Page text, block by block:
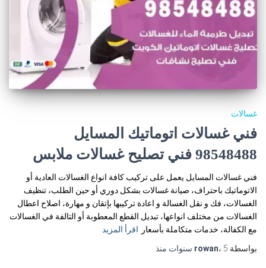
غسالات
فني غسالات اتوماتيك المسايل
98548488 فني تصليح غسالات ملابس
فني غسالات المسايل يعمل على تركيب كافة انواع الغسالات العادية أو
الاتوماتيك باحتراف، صيانة غسالات بشكل دوري أو حين الطلب، تنظيف
الغسالات، فك و نقل الغسالة و اعادة تركيبها بإتقان و مهارة، اصلاح اعطال
الغسالات من مختلف انواعها، تبديل القطع المعطوبة أو التالفة في الغسالات
مع الكفالة، خدمات متكاملة بأسعار
اقرأ المزيد
بواسطة
rowan، 5 سنوات منذ